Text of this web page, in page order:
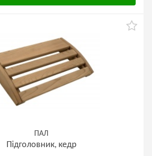
ПАЛ
Підголовник, кедр